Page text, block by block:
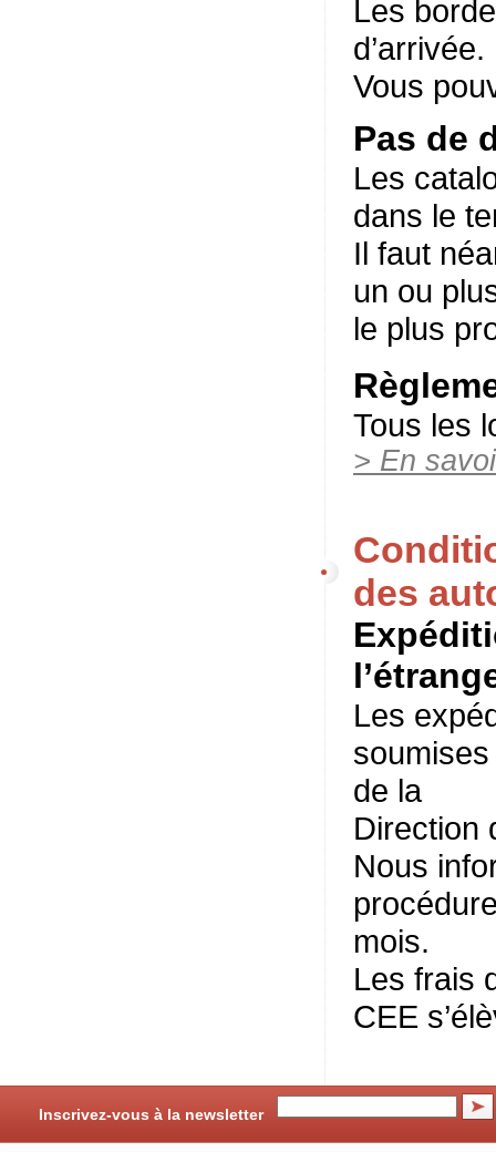
Les
d’arrivée.
Vous
Pas de
Les
dans le
Il faut
un ou
le plus
Tous les
> En
des
Les
de la
Direction
Nous
mois.
Les frais
CEE
Inscrivez-vous à la newsletter